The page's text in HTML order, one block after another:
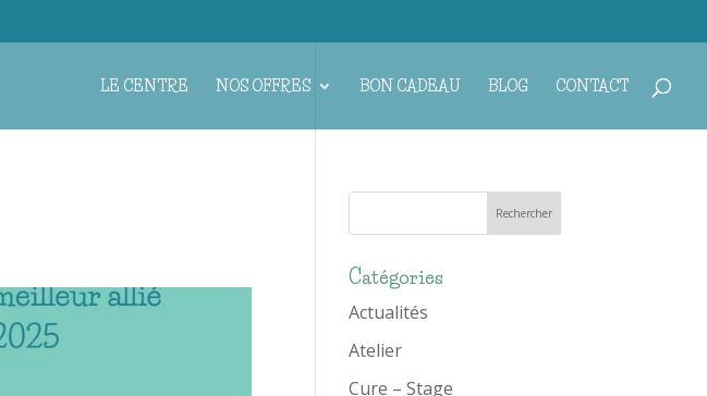
LE CENTRE NOS OFFRES BON CADEAU BLOG CONTACT
Catégories
Actualités
Atelier
Cure – Stage